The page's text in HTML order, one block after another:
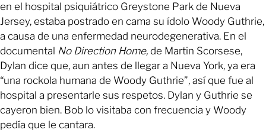
en el hospital psiquiátrico Greystone Park de Nueva
Jersey, estaba postrado en cama su ídolo Woody Guthrie,
a causa de una enfermedad neurodegenerativa. En el
documental No Direction Home, de Martin Scorsese,
Dylan dice que, aun antes de llegar a Nueva York, ya era
“una rockola humana de Woody Guthrie”, así que fue al
hospital a presentarle sus respetos. Dylan y Guthrie se
cayeron bien. Bob lo visitaba con frecuencia y Woody
pedía que le cantara.